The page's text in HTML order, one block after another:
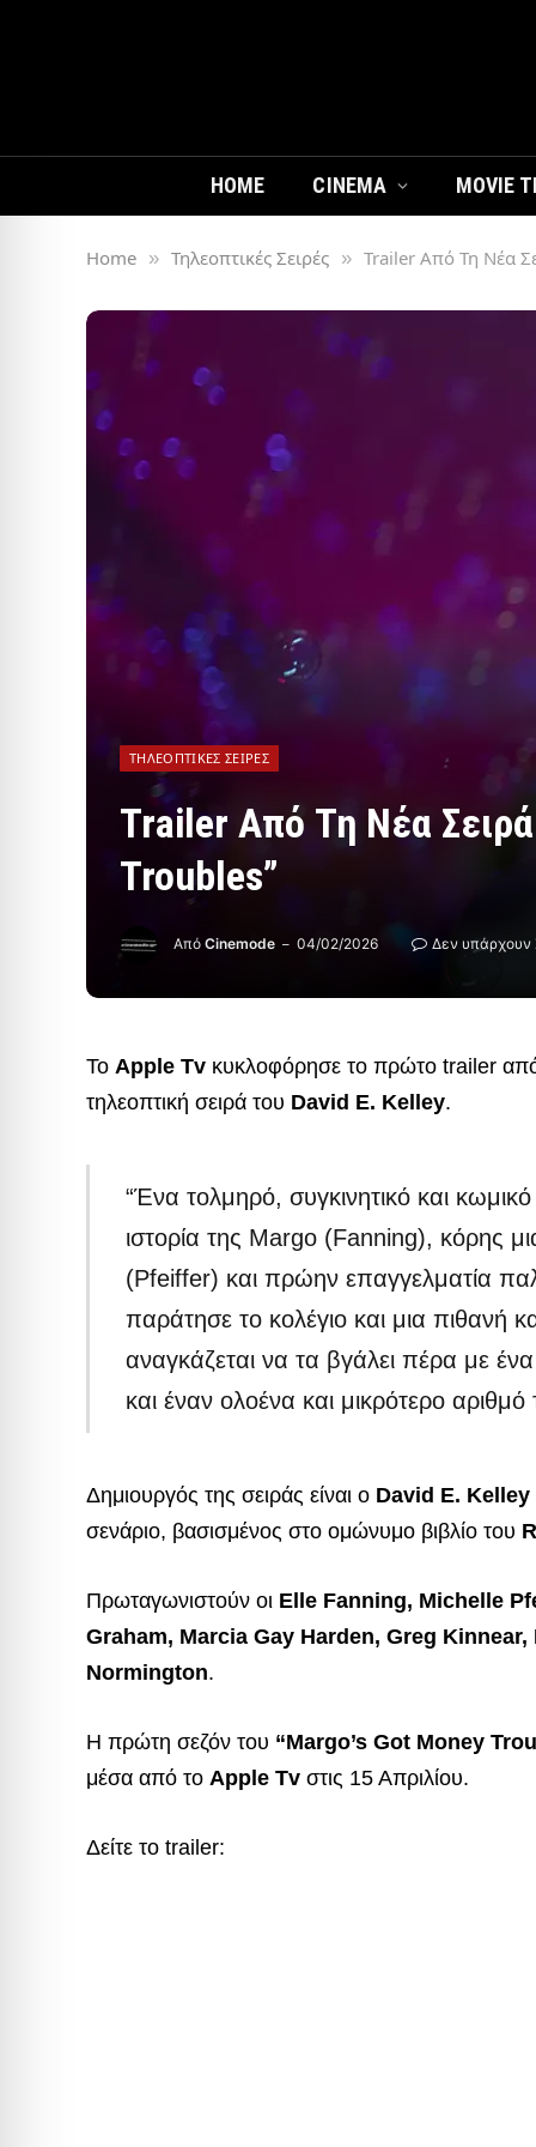
HOME CINEMA MOVIE
Home » Τηλεοπτικές Σειρές » Trailer Από Τη Νέα
ΤΗΛΕΟΠΤΙΚΈΣ ΣΕΙΡΈΣ
Trailer Από Τη Νέα Σειρά
Troubles”
Από Cinemode 04/02/2026 Δεν υπάρχουν
Το Apple Tv κυκλοφόρησε το πρώτο trailer
τηλεοπτική σειρά του David E. Kelley.
“Ένα τολμηρό, συγκινητικό και
ιστορία της Margo (Fanning), κόρης
(Pfeiffer) και πρώην επαγγελματία
παράτησε το κολέγιο και μια πιθανή
αναγκάζεται να τα βγάλει πέρα ​​με
και έναν ολοένα και μικρότερο
Δημιουργός της σειράς είναι ο David E. Kelley
σενάριο, βασισμένος στο ομώνυμο βιβλίο του
Πρωταγωνιστούν οι Elle Fanning, Michelle
Graham, Marcia Gay Harden, Greg
Normington.
Η πρώτη σεζόν του “Margo’s Got Money
μέσα από το Apple Tv στις 15 Απριλίου.
Δείτε το trailer: